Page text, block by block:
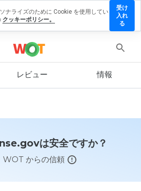
レビュー 情報
は安全ですか？
WOT からの信頼
ナライズのために Cookie を使用してい
クッキーポリシー。
受け
入れ
る